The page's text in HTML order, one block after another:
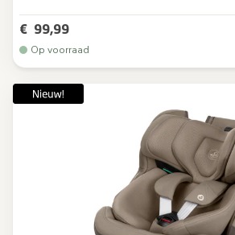
€ 99,99
Op voorraad